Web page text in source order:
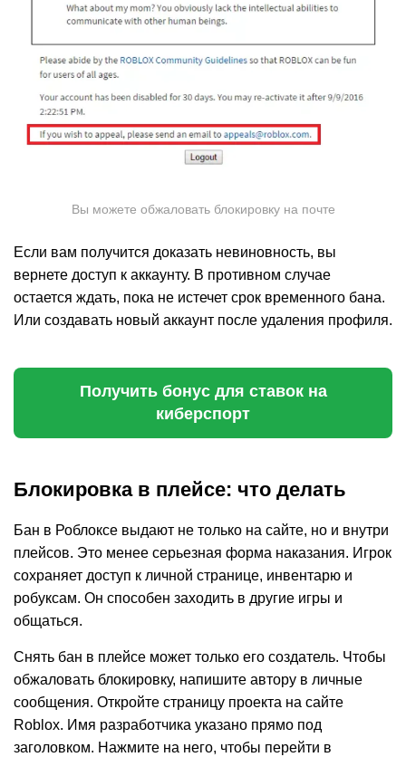
Вы можете обжаловать блокировку на почте
Если вам получится доказать невиновность, вы
вернете доступ к аккаунту. В противном случае
остается ждать, пока не истечет срок временного бана.
Или создавать новый аккаунт после удаления профиля.
Получить бонус для ставок на
киберспорт
Блокировка в плейсе: что делать
Бан в Роблоксе выдают не только на сайте, но и внутри
плейсов. Это менее серьезная форма наказания. Игрок
сохраняет доступ к личной странице, инвентарю и
робуксам. Он способен заходить в другие игры и
общаться.
Снять бан в плейсе может только его создатель. Чтобы
обжаловать блокировку, напишите автору в личные
сообщения. Откройте страницу проекта на сайте
Roblox. Имя разработчика указано прямо под
заголовком. Нажмите на него, чтобы перейти в